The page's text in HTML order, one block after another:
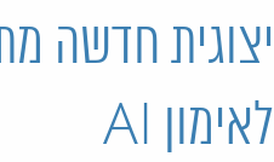
יצוגית חדשה
לאימון AI